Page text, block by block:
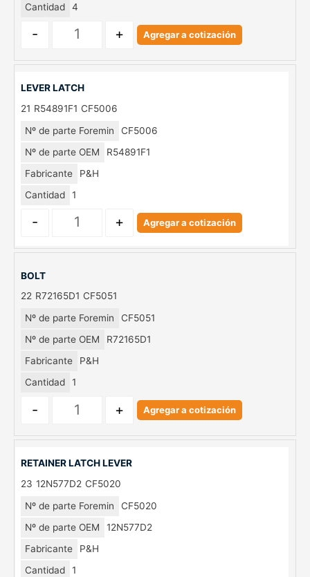
Cantidad
4
- + Agregar a cotización
LEVER LATCH
21 R54891F1 CF5006
Nº de parte Foremin
CF5006
Nº de parte OEM
R54891F1
Fabricante
P&H
Cantidad
1
- + Agregar a cotización
BOLT
22 R72165D1 CF5051
Nº de parte Foremin
CF5051
Nº de parte OEM
R72165D1
Fabricante
P&H
Cantidad
1
- + Agregar a cotización
RETAINER LATCH LEVER
23 12N577D2 CF5020
Nº de parte Foremin
CF5020
Nº de parte OEM
12N577D2
Fabricante
P&H
Cantidad
1